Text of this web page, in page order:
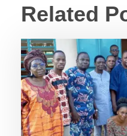
Related